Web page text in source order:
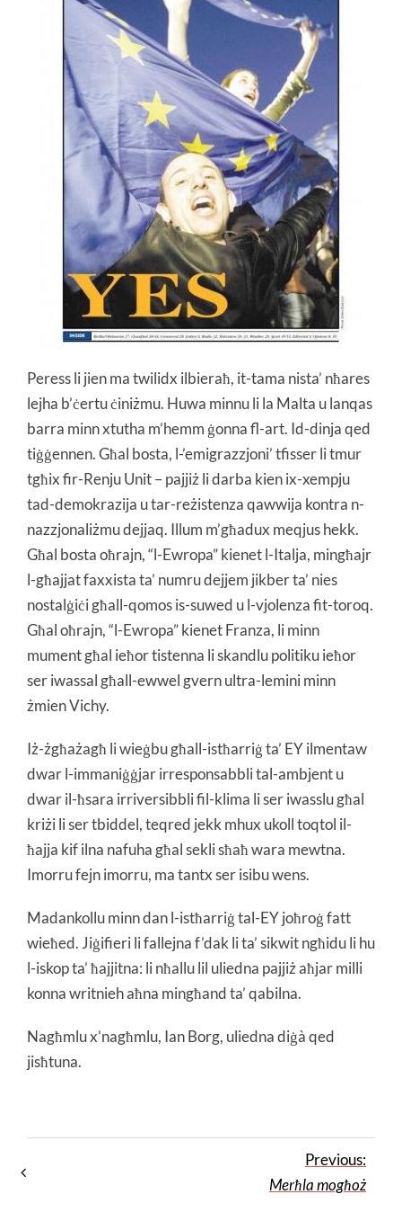
Peress li jien ma twilidx ilbieraħ, it-tama nista’ nħares
lejha b’ċertu ċiniżmu. Huwa minnu li la Malta u lanqas
barra minn xtutha m’hemm ġonna fl-art. Id-dinja qed
tiġġennen. Għal bosta, l-’emigrazzjoni’ tfisser li tmur
tgħix fir-Renju Unit – pajjiż li darba kien ix-xempju
tad-demokrazija u tar-reżistenza qawwija kontra n-
nazzjonaliżmu dejjaq. Illum m’għadux meqjus hekk.
Għal bosta oħrajn, “l-Ewropa” kienet l-Italja, mingħajr
l-għajjat faxxista ta’ numru dejjem jikber ta’ nies
nostalġiċi għall-qomos is-suwed u l-vjolenza fit-toroq.
Għal oħrajn, “l-Ewropa” kienet Franza, li minn
mument għal ieħor tistenna li skandlu politiku ieħor
ser iwassal għall-ewwel gvern ultra-lemini minn
żmien Vichy.
Iż-żgħażagħ li wieġbu għall-istħarriġ ta’ EY ilmentaw
dwar l-immaniġġjar irresponsabbli tal-ambjent u
dwar il-ħsara irriversibbli fil-klima li ser iwasslu għal
kriżi li ser tbiddel, teqred jekk mhux ukoll toqtol il-
ħajja kif ilna nafuha għal sekli sħaħ wara mewtna.
Imorru fejn imorru, ma tantx ser isibu wens.
Madankollu minn dan l-istħarriġ tal-EY joħroġ fatt
wieħed. Jiġifieri li fallejna f’dak li ta’ sikwit ngħidu li hu
l-iskop ta’ ħajjitna: li nħallu lil uliedna pajjiż aħjar milli
konna writnieh aħna mingħand ta’ qabilna.
Nagħmlu x’nagħmlu, Ian Borg, uliedna diġà qed
jisħtuna.
Previous:
Merħla mogħoż